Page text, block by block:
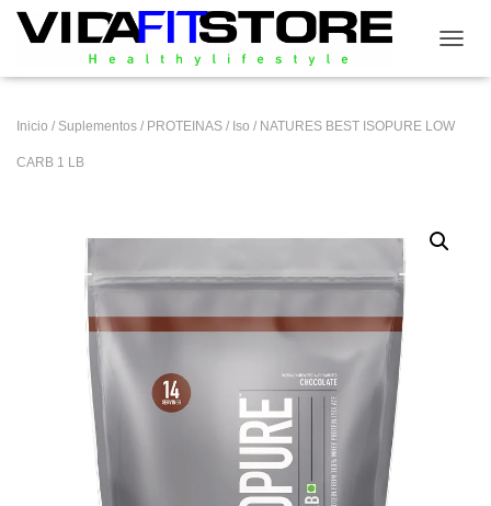
Inicio / Suplementos / PROTEINAS / Iso / NATURES BEST ISOPURE LOW
CARB 1 LB